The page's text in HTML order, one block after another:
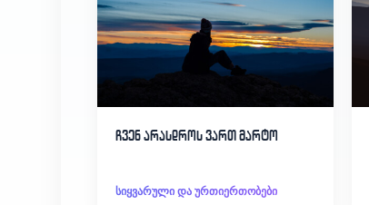
ჩვენ არასდროს ვართ მარტო
სიყვარული და ურთიერთობები